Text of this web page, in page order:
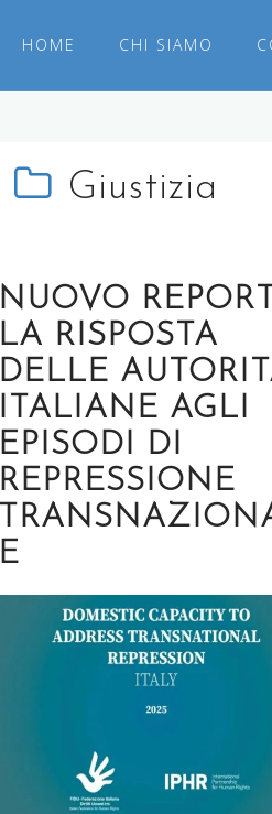
HOME CHI SIAMO
Giustizia
NUOVO
LA RISPOSTA
DELLE
ITALIANE AGLI
EPISODI DI
REPRESSIONE
E